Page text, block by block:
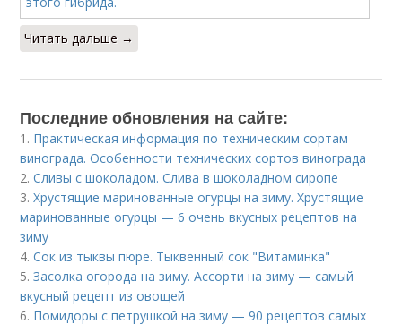
Читать дальше →
Последние обновления на сайте:
1. Практическая информация по техническим сортам
винограда. Особенности технических сортов винограда
2.Сливы с шоколадом. Слива в шоколадном сиропе
3.Хрустящие маринованные огурцы на зиму. Хрустящие
маринованные огурцы — 6 очень вкусных рецептов на
зиму
4.Сок из тыквы пюре. Тыквенный сок "Витаминка"
5.Засолка огорода на зиму. Ассорти на зиму — самый
вкусный рецепт из овощей
6. Помидоры с петрушкой на зиму — 90 рецептов самых